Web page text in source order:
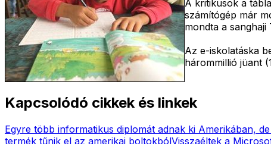
A kritikusok a
számítógép már
mondta a
Az e-iskolatáska
hárommillió jüant
Kapcsolódó cikkek és linkek
Egyre több informatikus diplomát adnak ki Amerikában,
termék tűnik el az amerikai boltokbólVisszaéltek a